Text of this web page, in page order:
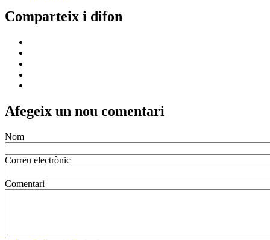
Comparteix i difon
Afegeix un nou comentari
Nom
Correu electrònic
Comentari